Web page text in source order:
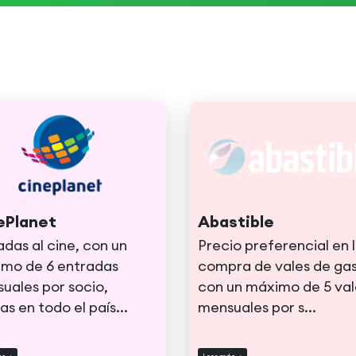
al cine, con un
de 6 entradas
por socio,
en todo el país...
Abastible
Precio preferencial en
compra de vales de
con un máximo de 5
mensuales por s...